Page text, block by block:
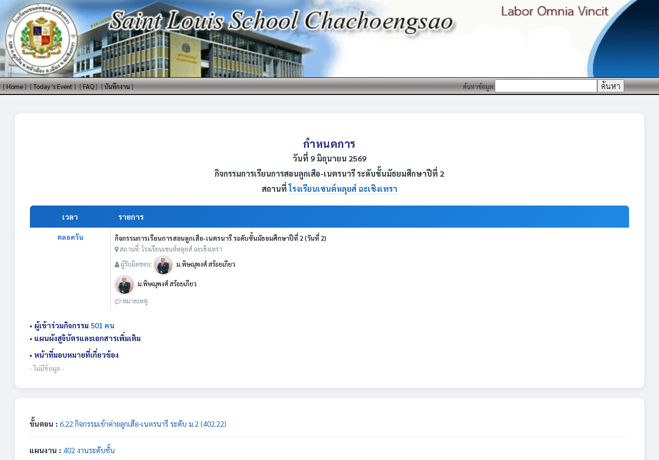
[Home] [Today 's Event] [FAQ] [บันทึกงาน] ค้นหาข้อมูล:
กำหนดการ
วันที่ 9 มิถุนายน 2569
กิจกรรมการเรียนการสอนลูกเสือ-เนตรนารี ระดับชั้นมัธยมศึกษาปีที่ 2
สถานที่โรงเรียนเซนต์หลุยส์ ฉะเชิงเทรา
เวลา รายการ
ตลอดวัน
กิจกรรมการเรียนการสอนลูกเสือ-เนตรนารี ระดับชั้นมัธยมศึกษาปีที่ 2 (วันที่ 2)
สถานที่: โรงเรียนเซนต์หลุยส์ ฉะเชิงเทรา
ผู้รับผิดชอบ:
ม.พิษณุพงศ์ สร้อยเกียว
ม.พิษณุพงศ์ สร้อยเกียว
หมายเหตุ:
• ผู้เข้าร่วมกิจกรรม 501 คน
• แผนผังสูจิบัตรและเอกสารเพิ่มเติม
• หน้าที่มอบหมายที่เกี่ยวข้อง
- ไม่มีข้อมูล -
ขั้นตอน : 6.22 กิจกรรมเข้าค่ายลูกเสือ-เนตรนารี ระดับ ม.2 (402.22)
แผนงาน : 402 งานระดับชั้น